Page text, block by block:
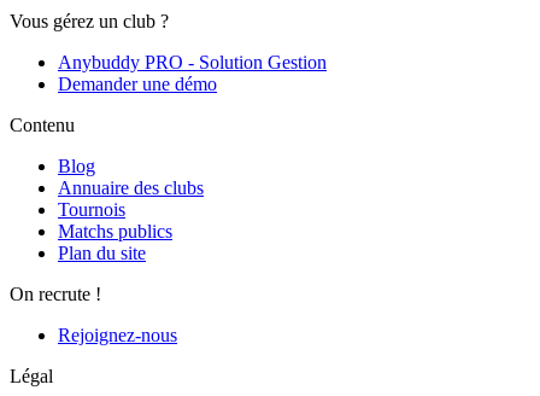
Vous gérez un club ?
Anybuddy PRO - Solution Gestion
Demander une démo
Contenu
Blog
Annuaire des clubs
Tournois
Matchs publics
Plan du site
On recrute !
Rejoignez-nous
Légal